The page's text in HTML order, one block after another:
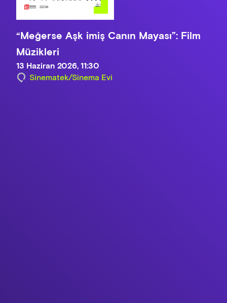
“Meğerse Aşk imiş Canın Mayası”: Film
Müzikleri
13 Haziran 2026, 11:30
Sinematek/Sinema Evi